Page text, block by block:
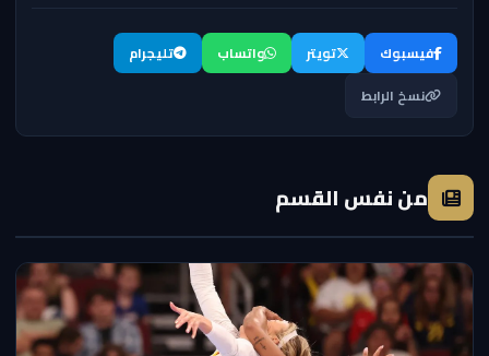
فيسبوك تويتر واتساب
تليجرام
نسخ الرابط
من نفس القسم